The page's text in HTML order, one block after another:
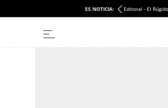
ES NOTICIA: Editoral - El Rúgido